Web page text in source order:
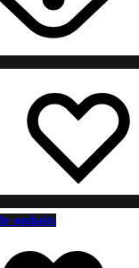
souhaits